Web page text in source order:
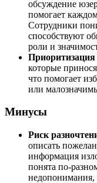
обсуждение
помогает
Сотрудники
способствуют
роли и
Приоритизация
которые
что помогает
или
Минусы
Риск
описать
информация
понята по-
недопонимания,